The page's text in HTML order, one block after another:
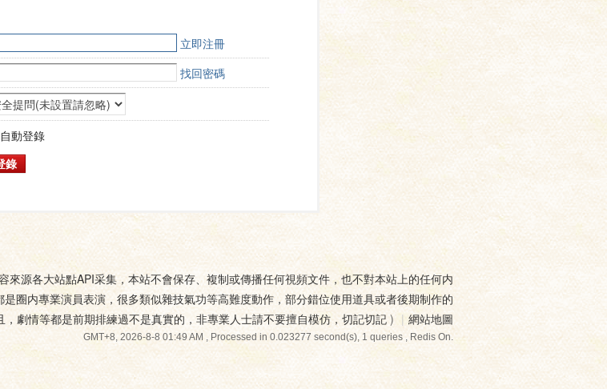
立即注冊
找回密碼
自動登錄
錄
來源各大站點API采集，本站不會保存、複制或傳播任何視頻文件，也不對本站上的任何内
圈内專業演員表演，很多類似雜技氣功等高難度動作，部分錯位使用道具或者後期制作的
，劇情等都是前期排練過不是真實的，非專業人士請不要擅自模仿，切記切記 ) | 網站地圖
GMT+8, 2026-8-8 01:49 AM, Processed in 0.023277 second(s), 1 queries , Redis On.